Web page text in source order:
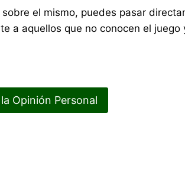
el mismo, puedes pasar
a aquellos que no conocen el
Opinión Personal